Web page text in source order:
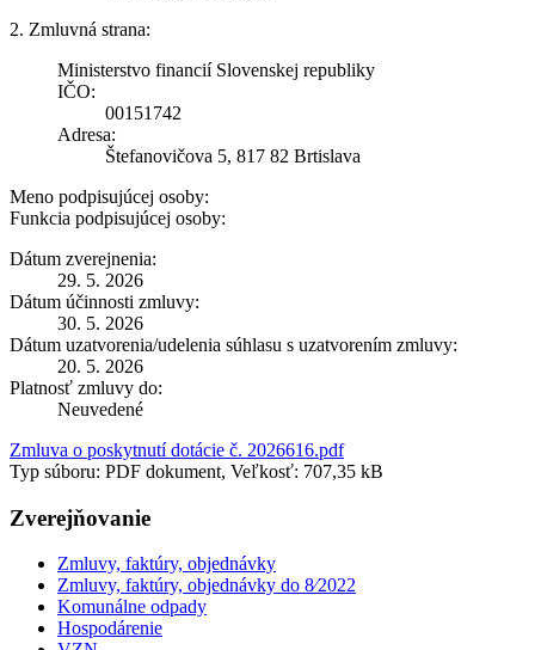
2. Zmluvná strana:
Ministerstvo financií Slovenskej republiky
IČO:
00151742
Adresa:
Štefanovičova 5, 817 82 Brtislava
Meno podpisujúcej osoby:
Funkcia podpisujúcej osoby:
Dátum zverejnenia:
29. 5. 2026
Dátum účinnosti zmluvy:
30. 5. 2026
Dátum uzatvorenia/udelenia súhlasu s uzatvorením zmluvy:
20. 5. 2026
Platnosť zmluvy do:
Neuvedené
Zmluva o poskytnutí dotácie č. 2026616.pdf
Typ súboru: PDF dokument, Veľkosť: 707,35 kB
Zverejňovanie
Zmluvy, faktúry, objednávky
Zmluvy, faktúry, objednávky do 8⁄2022
Komunálne odpady
Hospodárenie